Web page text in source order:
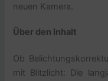
neuen Kamera.
Über den Inhalt
Ob
mit Blitzlicht: Die